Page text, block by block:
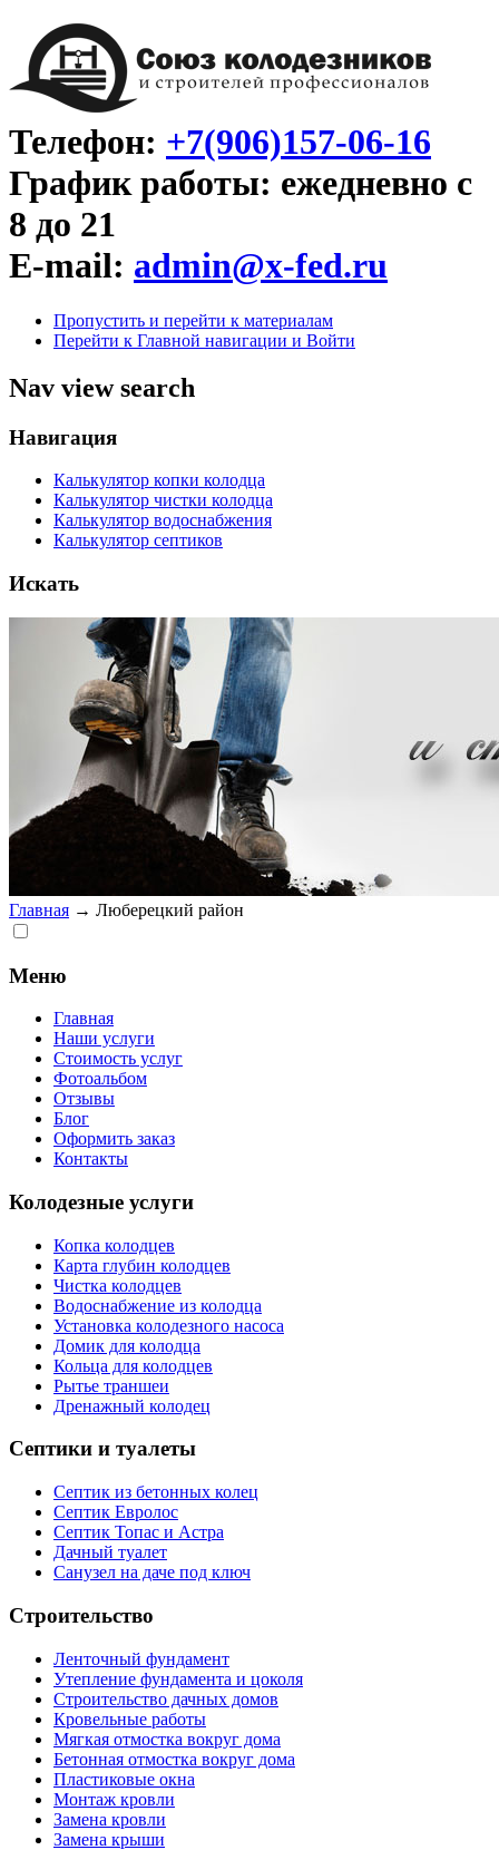
Телефон: +7(906)157-06-16
График работы: ежедневно с
8 до 21
E-mail: admin@x-fed.ru
Пропустить и перейти к материалам
Перейти к Главной навигации и Войти
Nav view search
Навигация
Калькулятор копки колодца
Калькулятор чистки колодца
Калькулятор водоснабжения
Калькулятор септиков
Искать
Главная → Люберецкий район
Меню
Главная
Наши услуги
Стоимость услуг
Фотоальбом
Отзывы
Блог
Оформить заказ
Контакты
Колодезные услуги
Копка колодцев
Карта глубин колодцев
Чистка колодцев
Водоснабжение из колодца
Установка колодезного насоса
Домик для колодца
Кольца для колодцев
Рытье траншеи
Дренажный колодец
Септики и туалеты
Септик из бетонных колец
Септик Евролос
Септик Топас и Астра
Дачный туалет
Санузел на даче под ключ
Строительство
Ленточный фундамент
Утепление фундамента и цоколя
Строительство дачных домов
Кровельные работы
Мягкая отмостка вокруг дома
Бетонная отмостка вокруг дома
Пластиковые окна
Монтаж кровли
Замена кровли
Замена крыши